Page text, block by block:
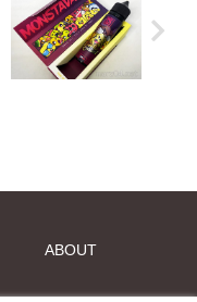
ABOUT